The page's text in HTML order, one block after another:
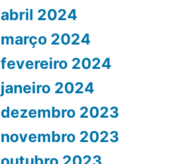
abril 2024
março 2024
fevereiro 2024
janeiro 2024
dezembro 2023
novembro 2023